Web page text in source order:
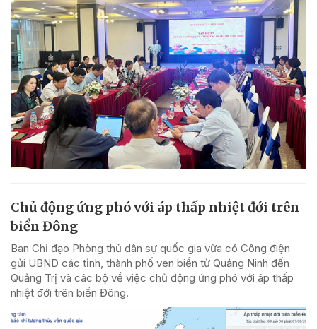
Chủ động ứng phó với áp thấp nhiệt đới trên
biển Đông
Ban Chỉ đạo Phòng thủ dân sự quốc gia vừa có Công điện
gửi UBND các tỉnh, thành phố ven biển từ Quảng Ninh đến
Quảng Trị và các bộ về việc chủ động ứng phó với áp thấp
nhiệt đới trên biển Đông.